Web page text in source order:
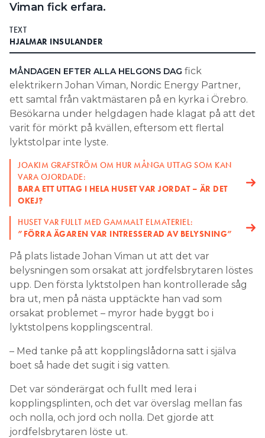
Om tidningen
Personuppgifter
SEARCH
Viman fick erfara.
TEXT
HJALMAR INSULANDER
MÅNDAGEN EFTER ALLA HELGONS DAG fick
elektrikern Johan Viman, Nordic Energy Partner,
ett samtal från vaktmästaren på en kyrka i Örebro.
Besökarna under helgdagen hade klagat på att det
varit för mörkt på kvällen, eftersom ett flertal
lyktstolpar inte lyste.
JOAKIM GRAFSTRÖM OM HUR MÅNGA UTTAG SOM KAN
VARA OJORDADE:
BARA ETT UTTAG I HELA HUSET VAR JORDAT – ÄR DET
OKEJ?
HUSET VAR FULLT MED GAMMALT ELMATERIEL:
”FÖRRA ÄGAREN VAR INTRESSERAD AV BELYSNING”
På plats listade Johan Viman ut att det var
belysningen som orsakat att jordfelsbrytaren löstes
upp. Den första lyktstolpen han kontrollerade såg
bra ut, men på nästa upptäckte han vad som
orsakat problemet – myror hade byggt bo i
lyktstolpens kopplingscentral.
– Med tanke på att kopplingslådorna satt i själva
boet så hade det sugit i sig vatten.
Det var sönderärgat och fullt med lera i
kopplingsplinten, och det var överslag mellan fas
och nolla, och jord och nolla. Det gjorde att
jordfelsbrytaren löste ut.